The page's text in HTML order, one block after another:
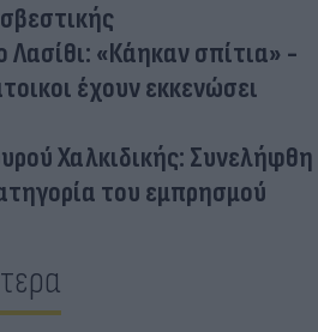
«Κάηκαν σπίτια» -
έχουν εκκενώσει
Χαλκιδικής: Συνελήφθη
του εμπρησμού